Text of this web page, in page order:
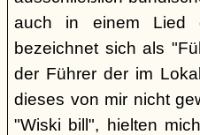
auch in einem Lied
bezeichnet sich als
der Führer der im
dieses von mir nicht
"Wiski bill", hielten